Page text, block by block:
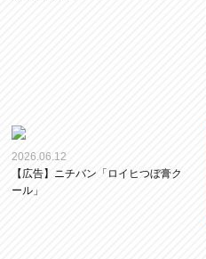
2026.06.12
【広告】ニチバン「ロイヒつぼ膏ク
ール」